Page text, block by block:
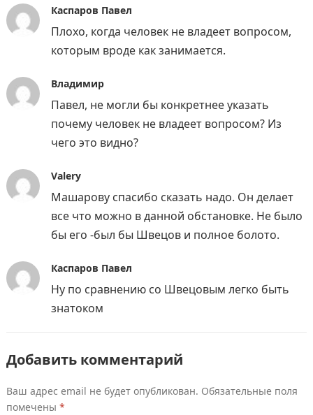
Каспаров Павел
Плохо, когда человек не владеет вопросом,
которым вроде как занимается.
Владимир
Павел, не могли бы конкретнее указать
почему человек не владеет вопросом? Из
чего это видно?
Valery
Машарову спасибо сказать надо. Он делает
все что можно в данной обстановке. Не было
бы его -был бы Швецов и полное болото.
Каспаров Павел
Ну по сравнению со Швецовым легко быть
знатоком
Добавить комментарий
Ваш адрес email не будет опубликован. Обязательные поля
помечены *